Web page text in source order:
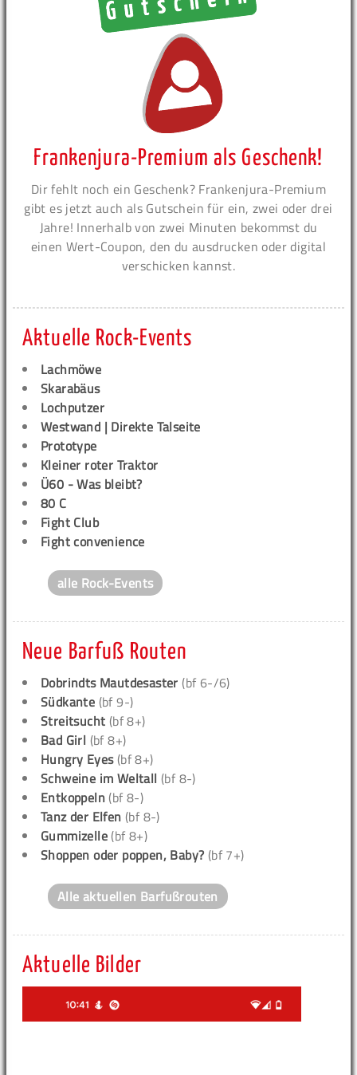
Frankenjura-Premium als Geschenk!
Dir fehlt noch ein Geschenk? Frankenjura-Premium
gibt es jetzt auch als Gutschein für ein, zwei oder drei
Jahre! Innerhalb von zwei Minuten bekommst du
einen Wert-Coupon, den du ausdrucken oder digital
verschicken kannst.
Aktuelle Rock-Events
Lachmöwe
Skarabäus
Lochputzer
Westwand | Direkte Talseite
Prototype
Kleiner roter Traktor
Ü60 - Was bleibt?
80 C
Fight Club
Fight convenience
alle Rock-Events
Neue Barfuß Routen
Dobrindts Mautdesaster (bf 6-/6)
Südkante (bf 9-)
Streitsucht (bf 8+)
Bad Girl (bf 8+)
Hungry Eyes(bf 8+)
Schweine im Weltall (bf 8-)
Entkoppeln (bf 8-)
Tanz der Elfen (bf 8-)
Gummizelle (bf 8+)
Shoppen oder poppen, Baby? (bf 7+)
Alle aktuellen Barfußrouten
Aktuelle Bilder